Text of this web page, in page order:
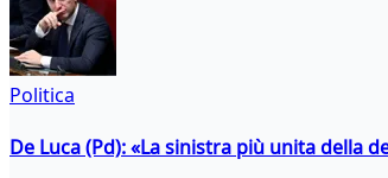
Politica
De Luca (Pd): «La sinistra più unita della